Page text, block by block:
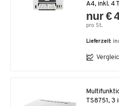
A4, inkl. 4
nur €
pro St.
Lieferzeit:
TS8751, 3